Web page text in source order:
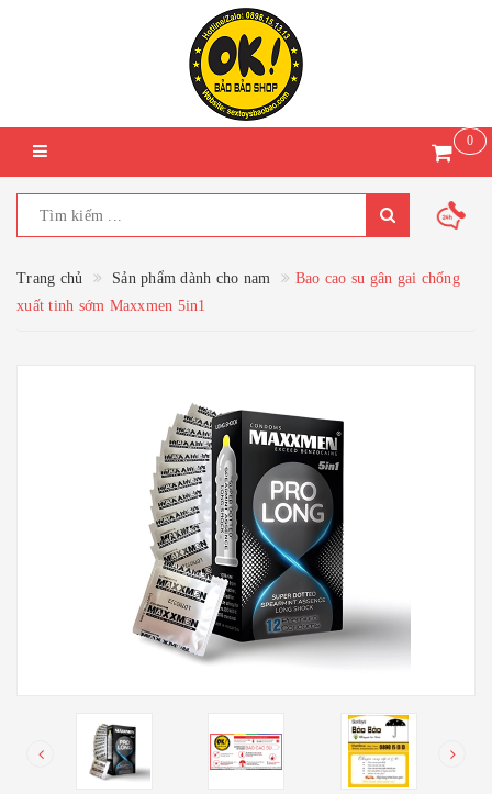
0
Trang chủ Sản phẩm dành cho nam
Bao cao su gân gai chống
xuất tinh sớm Maxxmen 5in1